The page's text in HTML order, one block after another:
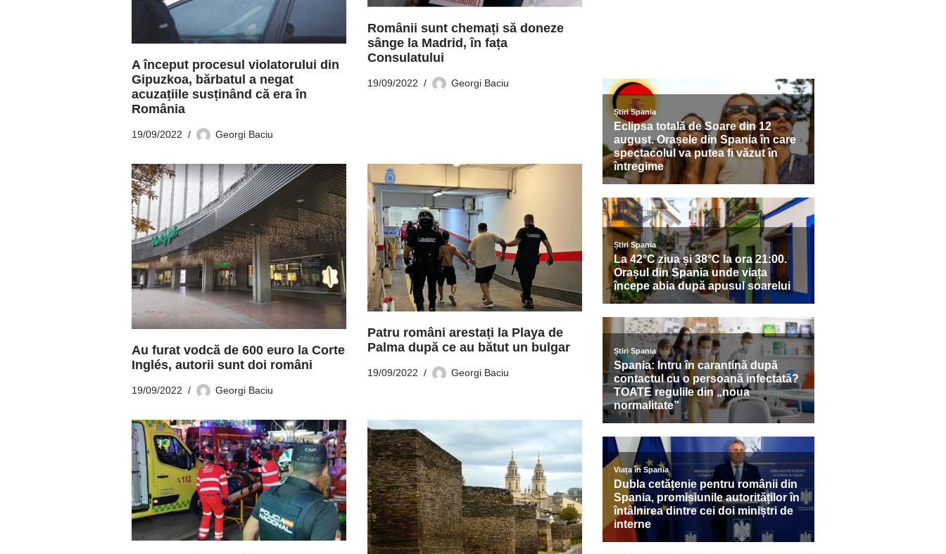
A început procesul violatorului din
Gipuzkoa, bărbatul a negat
acuzațiile susținând că era în
România
19/09/2022 Georgi Baciu
Românii sunt chemați să doneze
sânge la Madrid, în fața
Consulatului
19/09/2022 Georgi Baciu
Au furat vodcă de 600 euro la Corte
Inglés, autorii sunt doi români
19/09/2022 Georgi Baciu
Patru români arestați la Playa de
Palma după ce au bătut un bulgar
19/09/2022 Georgi Baciu